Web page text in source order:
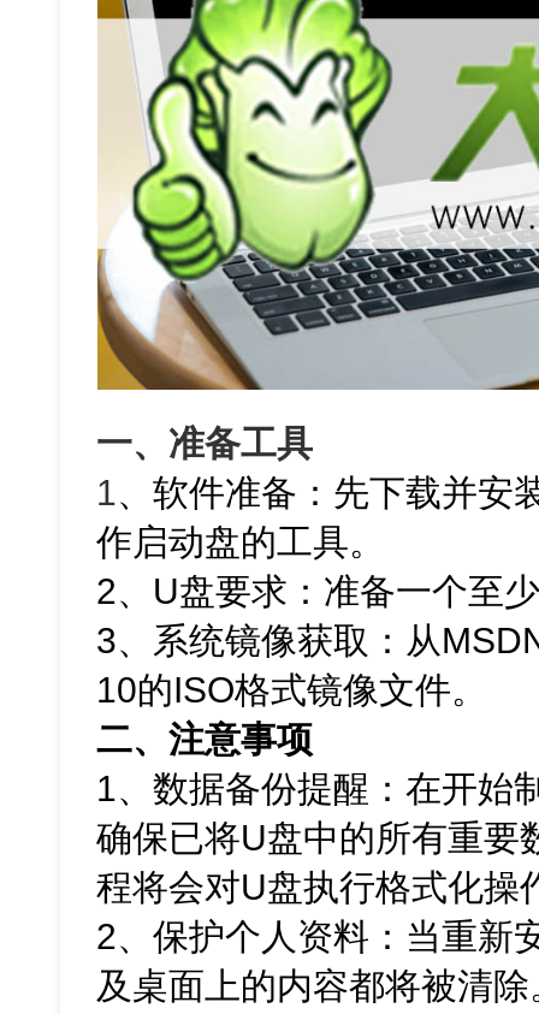
一、准备工具
1、软件准备：先下载并安
作启动盘的工具。
2、U盘要求：准备一个至
3、系统镜像获取：从
10的ISO格式镜像文件。
二、注意事项
1、数据备份提醒：在开始
确保已将U盘中的所有重要
程将会对U盘执行格式化操
2、保护个人资料：当重新
及桌面上的内容都将被清